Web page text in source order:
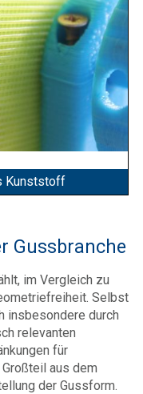
Kunststoff
Gussbranche
im Vergleich zu
Selbst
insbesondere durch
relevanten
für
aus dem
der Gussform.